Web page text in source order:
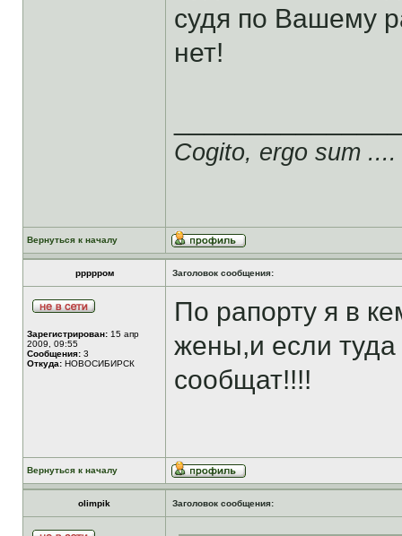
судя по Вашему
нет!
Cogito, ergo sum ....
Вернуться к началу
ррррром Заголовок сообщения:
Зарегистрирован: 15 апр
2009, 09:55
Сообщения: 3
Откуда: НОВОСИБИРСК
По рапорту я в
жены,и если туда
сообщат!!!!
Вернуться к началу
olimpik Заголовок сообщения: